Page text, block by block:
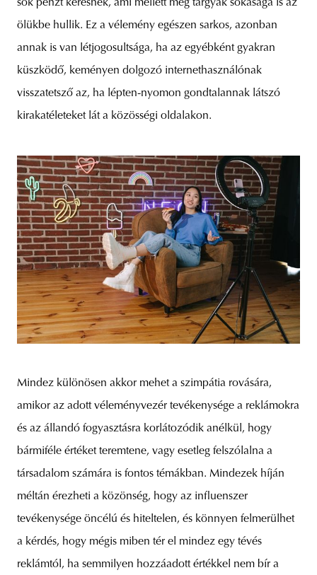
sok pénzt keresnek, ami mellett még tárgyak sokasága is az
ölükbe hullik. Ez a vélemény egészen sarkos, azonban
annak is van létjogosultsága, ha az egyébként gyakran
küszködő, keményen dolgozó internethasználónak
visszatetsző az, ha lépten-nyomon gondtalannak látszó
kirakatéleteket lát a közösségi oldalakon.
Mindez különösen akkor mehet a szimpátia rovására,
amikor az adott véleményvezér tevékenysége a reklámokra
és az állandó fogyasztásra korlátozódik anélkül, hogy
bármiféle értéket teremtene, vagy esetleg felszólalna a
társadalom számára is fontos témákban. Mindezek híján
méltán érezheti a közönség, hogy az influenszer
tevékenysége öncélú és hiteltelen, és könnyen felmerülhet
a kérdés, hogy mégis miben tér el mindez egy tévés
reklámtól, ha semmilyen hozzáadott értékkel nem bír a